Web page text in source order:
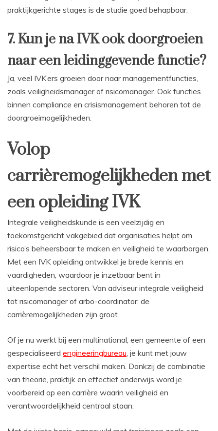
praktijkgerichte stages is de studie goed behapbaar.
7. Kun je na IVK ook doorgroeien
naar een leidinggevende functie?
Ja, veel IVK’ers groeien door naar managementfuncties,
zoals veiligheidsmanager of risicomanager. Ook functies
binnen compliance en crisismanagement behoren tot de
doorgroeimogelijkheden.
Volop
carrièremogelijkheden met
een opleiding IVK
Integrale veiligheidskunde is een veelzijdig en
toekomstgericht vakgebied dat organisaties helpt om
risico’s beheersbaar te maken en veiligheid te waarborgen.
Met een IVK opleiding ontwikkel je brede kennis en
vaardigheden, waardoor je inzetbaar bent in
uiteenlopende sectoren. Van adviseur integrale veiligheid
tot risicomanager of arbo-coördinator: de
carrièremogelijkheden zijn groot.
Of je nu werkt bij een multinational, een gemeente of een
gespecialiseerd engineeringbureau, je kunt met jouw
expertise echt het verschil maken. Dankzij de combinatie
van theorie, praktijk en effectief onderwijs word je
voorbereid op een carrière waarin veiligheid en
verantwoordelijkheid centraal staan.